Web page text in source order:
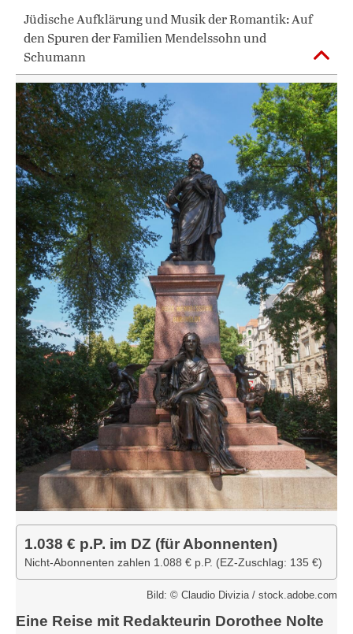
Jüdische Aufklärung und Musik der Romantik: Auf
den Spuren der Familien Mendelssohn und
Schumann
1.038 € p.P. im DZ (für Abonnenten)
Nicht-Abonnenten zahlen 1.088 € p.P. (EZ-Zuschlag: 135 €)
Bild: © Claudio Divizia / stock.adobe.com
Eine Reise mit Redakteurin Dorothee Nolte